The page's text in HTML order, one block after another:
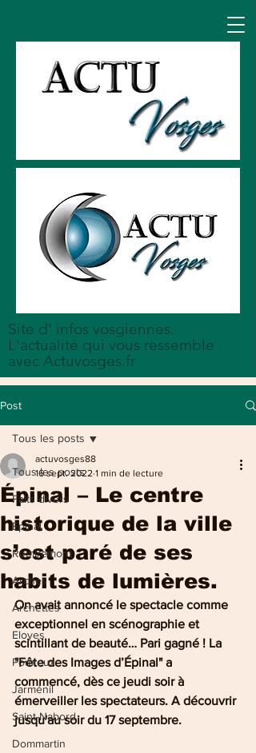
Site d' infos vosgiennes.
L'actualité qui vous ressemble
avec Actuvosges.fr
Post
Tous les posts
Faits divers
Epinal
Remiremont
Arches
Archettes
Eloyes
Pouxeux
Jarménil
Saint-Nabord
Dommartin
Tous les posts
Épinal – Le centre
historique de la ville
s’est paré de ses
habits de lumières.
actuvosges88
16 sept. 2022 1 min de lecture
On avait annoncé le spectacle comme
exceptionnel en scénographie et
scintillant de beauté… Pari gagné ! La
"Fête des Images d’Épinal" a
commencé, dès ce jeudi soir à
émerveiller les spectateurs. A découvrir
jusqu'au soir du 17 septembre.